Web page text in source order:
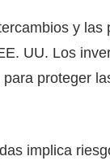
y las
UU. Los
proteger
implica